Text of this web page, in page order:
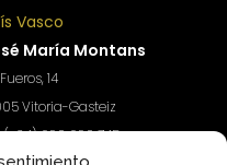
Vasco
María Montans
14
Vitoria-Gasteiz
(+34) 690 690 745